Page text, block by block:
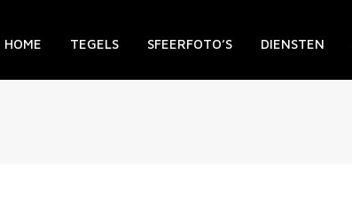
HOME TEGELS SFEERFOTO’S DIENSTEN